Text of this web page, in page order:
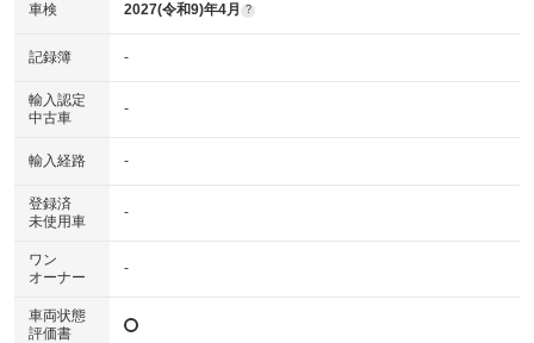
車検 2027(令和9)年4月 ?
記録簿 -
輸入認定
中古車
-
輸入経路 -
登録済
未使用車
-
ワン
オーナー
-
車両状態
評価書